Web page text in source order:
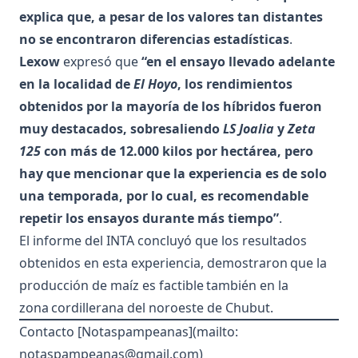
explica que, a pesar de los valores tan distantes
no se encontraron diferencias estadísticas.
Lexow expresó que“en el ensayo llevado adelante
en la localidad deEl Hoyo, los rendimientos
obtenidos por la mayoría de los híbridos fueron
muy destacados, sobresaliendoLS JoaliayZeta
125con más de 12.000 kilos por hectárea, pero
hay que mencionar que la experiencia es de solo
una temporada, por lo cual, es recomendable
repetir los ensayos durante más tiempo”.
El informe del INTA concluyó que los resultados
obtenidos en esta experiencia, demostraron que la
producción de maíz es factible también en la
zona cordillerana del noroeste de Chubut.
Contacto [Notaspampeanas](mailto:
notaspampeanas@gmail.com)